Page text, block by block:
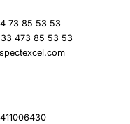
73 85 53 53
473 85 53 53